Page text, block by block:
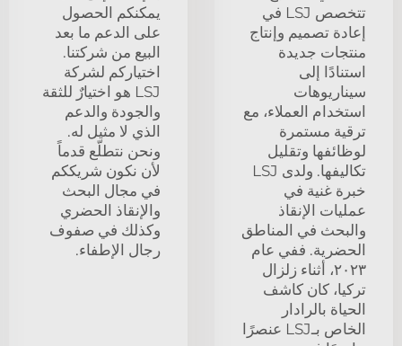
تتخصص LSJ في
إعادة تصميم وإنتاج
منتجات جديدة
استنادًا إلى
سيناريوهات
استخدام العملاء، مع
ترقية مستمرة
لوظائفها وتقليل
تكاليفها. ولدى LSJ
خبرة غنية في
عمليات الإنقاذ
والبحث في المناطق
الحضرية. ففي عام
٢٠٢٣، أثناء زلزال
تركيا، كان كاشف
الحياة بالرادار
الخاص بـLSJ عنصرًا
يمكنكم الحصول
على الدعم ما بعد
البيع من شركتنا.
اختياركم لشركة
LSJ هو اختيارٌ للثقة
والجودة والدعم
الذي لا مثيل له.
ونحن نتطلّع قدماً
لأن نكون شريككم
في مجال البحث
والإنقاذ الحضري
وكذلك في صفوف
رجال الإطفاء.